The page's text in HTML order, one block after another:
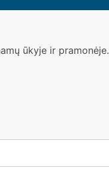
ūkyje ir pramonėje.